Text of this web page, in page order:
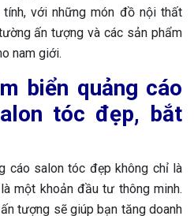
với những món đồ nội thất
ấn tượng và các sản phẩm
nam giới.
biển quảng cáo
tóc đẹp, bắt
cáo salon tóc đẹp không chỉ là
một khoản đầu tư thông minh.
tượng sẽ giúp bạn tăng doanh